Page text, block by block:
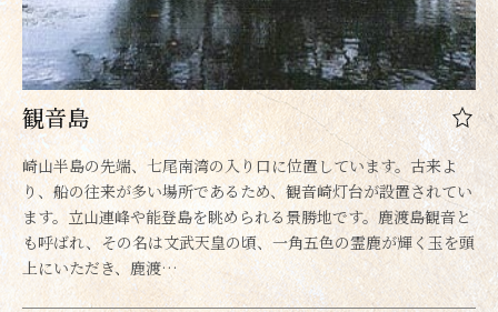
観音島
崎山半島の先端、七尾南湾の入り口に位置しています。古来よ
り、船の往来が多い場所であるため、観音崎灯台が設置されてい
ます。立山連峰や能登島を眺められる景勝地です。鹿渡島観音と
も呼ばれ、その名は文武天皇の頃、一角五色の霊鹿が輝く玉を頭
上にいただき、鹿渡…